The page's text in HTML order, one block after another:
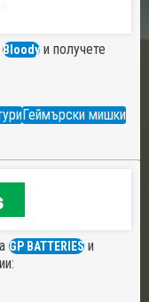
Bloody и получете
Геймърски мишки
GP BATTERIES и